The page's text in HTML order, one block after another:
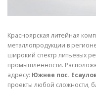
Красноярская литейная
металлопродукции в
широкий спектр литьевых
промышленности.
адресу: Южнее пос.
проекты любой сложности,